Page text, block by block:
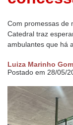
Com promessas de
Catedral traz
ambulantes que há
Luiza Marinho
Postado em 28/05/